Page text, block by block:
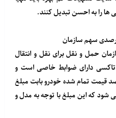
ها را به احسن تبدیل کنند.
حمل و نقل برای نقل و انتقال
تاکسی دارای ضوابط خاصی است و
نامه تاکسیرانی ۴ درصد قیمت تمام شده خودرو بابت مبلغ
شود که این مبلغ با توجه به مدل و